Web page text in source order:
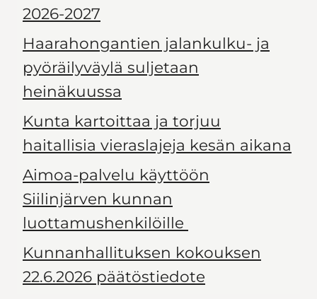
2026-2027
Haarahongantien jalankulku- ja
pyöräilyväylä suljetaan
heinäkuussa
Kunta kartoittaa ja torjuu
haitallisia vieraslajeja kesän aikana
Aimoa-palvelu käyttöön
Siilinjärven kunnan
luottamushenkilöille
Kunnanhallituksen kokouksen
22.6.2026 päätöstiedote